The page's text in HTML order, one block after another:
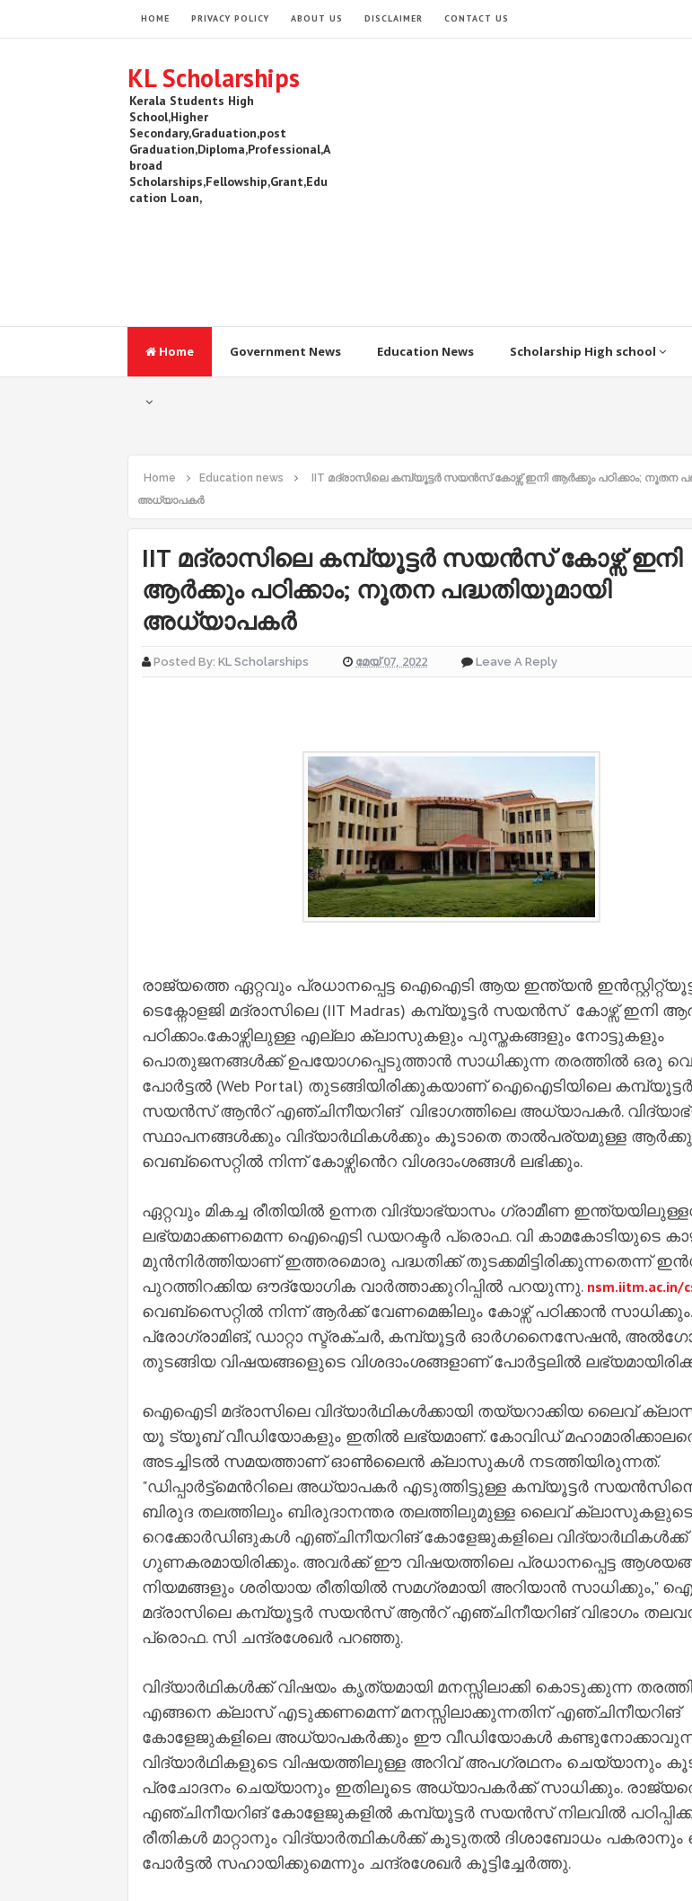
HOME PRIVACY POLICY ABOUT US DISCLAIMER CONTACT US
KL Scholarships
Kerala Students High
School,Higher
Secondary,Graduation,post
Graduation,Diploma,Professional,A
broad
Scholarships,Fellowship,Grant,Edu
cation Loan,
Home Government News Education News Scholarship High school
Home Education news
IIT മദ്രാസിലെ കമ്പ്യൂട്ടർ സയൻസ് കോഴ്സ് ഇനി ആർക്കും പഠിക്കാം; നൂതന
അധ്യാപകർ
IIT മദ്രാസിലെ കമ്പ്യൂട്ടർ സയൻസ് കോഴ്സ് ഇനി
ആർക്കും പഠിക്കാം; നൂതന പദ്ധതിയുമായി
അധ്യാപകർ
Posted By: KL Scholarships മേയ് 07, 2022 Leave A Reply
രാജ്യത്തെ ഏറ്റവും പ്രധാനപ്പെട്ട ഐഐടി ആയ ഇന്ത്യൻ
ടെക്നോളജി മദ്രാസിലെ (IIT Madras) കമ്പ്യൂട്ടർ സയൻസ് കോഴ്സ് ഇനി
പഠിക്കാം.കോഴ്സിലുള്ള എല്ലാ ക്ലാസുകളും പുസ്തകങ്ങളും നോട്ടുകളും
പൊതുജനങ്ങൾക്ക് ഉപയോഗപ്പെടുത്താൻ സാധിക്കുന്ന തരത്തിൽ ഒരു
പോർട്ടൽ (Web Portal) തുടങ്ങിയിരിക്കുകയാണ് ഐഐടിയിലെ കമ്പ്യൂട്ടർ
സയൻസ് ആൻറ് എഞ്ചിനീയറിങ് വിഭാഗത്തിലെ അധ്യാപകർ.
സ്ഥാപനങ്ങൾക്കും വിദ്യാർഥികൾക്കും കൂടാതെ താൽപര്യമുള്ള
വെബ്സൈറ്റിൽ നിന്ന് കോഴ്സിൻെറ വിശദാംശങ്ങൾ ലഭിക്കും.
ഏറ്റവും മികച്ച രീതിയിൽ ഉന്നത വിദ്യാഭ്യാസം ഗ്രാമീണ
ലഭ്യമാക്കണമെന്ന ഐഐടി ഡയറക്ടർ പ്രൊഫ. വി കാമകോടിയുടെ
മുൻനിർത്തിയാണ് ഇത്തരമൊരു പദ്ധതിക്ക് തുടക്കമിട്ടിരിക്കുന്നതെന്ന്
പുറത്തിറക്കിയ ഔദ്യോഗിക വാർത്താക്കുറിപ്പിൽ പറയുന്നു. nsm.iitm.ac.in/
വെബ്സൈറ്റിൽ നിന്ന് ആർക്ക് വേണമെങ്കിലും കോഴ്സ് പഠിക്കാൻ സാധിക്കും.
പ്രോഗ്രാമിങ്, ഡാറ്റാ സ്ട്രക്ചർ, കമ്പ്യൂട്ടർ ഓർഗനൈസേഷൻ,
തുടങ്ങിയ വിഷയങ്ങളുെടെ വിശദാംശങ്ങളാണ് പോർട്ടലിൽ
ഐഐടി മദ്രാസിലെ വിദ്യാർഥികൾക്കായി തയ്യറാക്കിയ ലൈവ്
യൂ ട്യൂബ് വീഡിയോകളും ഇതിൽ ലഭ്യമാണ്. കോവിഡ്
അടച്ചിടൽ സമയത്താണ് ഓൺലൈൻ ക്ലാസുകൾ നടത്തിയിരുന്നത്.
"ഡിപ്പാർട്ട്മെൻറിലെ അധ്യാപകർ എടുത്തിട്ടുള്ള കമ്പ്യൂട്ടർ
ബിരുദ തലത്തിലും ബിരുദാനന്തര തലത്തിലുമുള്ള ലൈവ് ക്ലാസുകളുടെ
റെക്കോർഡിങുകൾ എഞ്ചിനീയറിങ് കോളേജുകളിലെ
ഗുണകരമായിരിക്കും. അവർക്ക് ഈ വിഷയത്തിലെ പ്രധാനപ്പെട്ട
നിയമങ്ങളും ശരിയായ രീതിയിൽ സമഗ്രമായി അറിയാൻ സാധിക്കും,"
മദ്രാസിലെ കമ്പ്യൂട്ടർ സയൻസ് ആൻറ് എഞ്ചിനീയറിങ് വിഭാഗം
പ്രൊഫ. സി ചന്ദ്രശേഖർ പറഞ്ഞു.
വിദ്യാർഥികൾക്ക് വിഷയം കൃത്യമായി മനസ്സിലാക്കി കൊടുക്കുന്ന
എങ്ങനെ ക്ലാസ് എടുക്കണമെന്ന് മനസ്സിലാക്കുന്നതിന് എഞ്ചിനീയറിങ്
കോളേജുകളിലെ അധ്യാപകർക്കും ഈ വീഡിയോകൾ
വിദ്യാർഥികളുടെ വിഷയത്തിലുള്ള അറിവ് അപഗ്രഥനം ചെയ്യാനും
പ്രചോദനം ചെയ്യാനും ഇതിലൂടെ അധ്യാപകർക്ക് സാധിക്കും.
എഞ്ചിനീയറിങ് കോളേജുകളിൽ കമ്പ്യൂട്ടർ സയൻസ് നിലവിൽ
രീതികൾ മാറ്റാനും വിദ്യാർത്ഥികൾക്ക് കൂടുതൽ ദിശാബോധം
പോർട്ടൽ സഹായിക്കുമെന്നും ചന്ദ്രശേഖർ കൂട്ടിച്ചേർത്തു.